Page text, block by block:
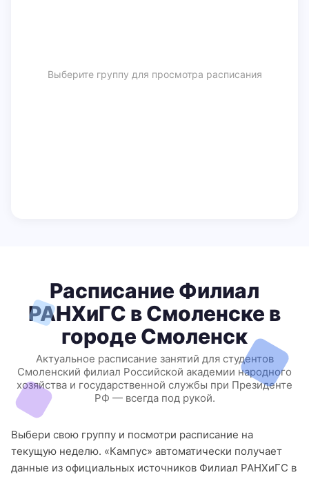
Выберите группу для просмотра расписания
Расписание Филиал
РАНХиГС в Смоленске в
городе Смоленск
Актуальное расписание занятий для студентов
Смоленский филиал Российской академии народного
хозяйства и государственной службы при Президенте
РФ — всегда под рукой.
Выбери свою группу и посмотри расписание на
текущую неделю. «Кампус» автоматически получает
данные из официальных источников Филиал РАНХиГС в